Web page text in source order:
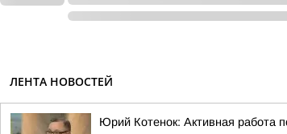
ЛЕНТА НОВОСТЕЙ
Юрий Котенок: Активная работа